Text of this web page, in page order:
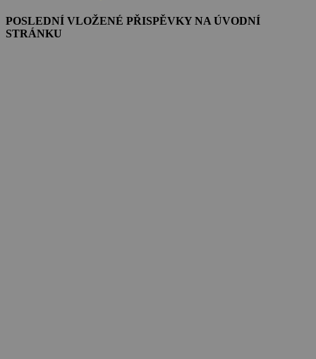
POSLEDNÍ VLOŽENÉ PŘISPĚVKY NA ÚVODNÍ
STRÁNKU